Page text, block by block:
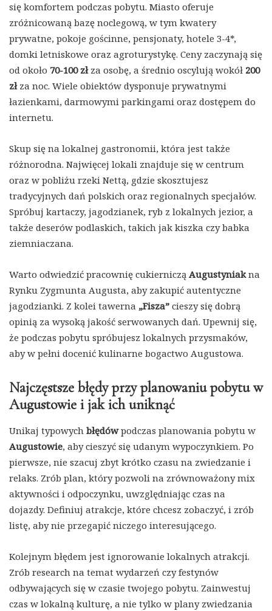
się komfortem podczas pobytu. Miasto oferuje
zróżnicowaną bazę noclegową, w tym kwatery
prywatne, pokoje gościnne, pensjonaty, hotele 3-4*,
domki letniskowe oraz agroturystykę. Ceny zaczynają się
od około 70-100 złza osobę, a średnio oscylują wokół 200
złza noc. Wiele obiektów dysponuje prywatnymi
łazienkami, darmowymi parkingami oraz dostępem do
internetu.
Skup się na lokalnej gastronomii, która jest także
różnorodna. Najwięcej lokali znajduje się w centrum
oraz w pobliżu rzeki Nettą, gdzie skosztujesz
tradycyjnych dań polskich oraz regionalnych specjałów.
Spróbuj kartaczy, jagodzianek, ryb z lokalnych jezior, a
także deserów podlaskich, takich jak kiszka czy babka
ziemniaczana.
Warto odwiedzić pracownię cukierniczą Augustyniakna
Rynku Zygmunta Augusta, aby zakupić autentyczne
jagodzianki. Z kolei tawerna „Fisza” cieszy się dobrą
opinią za wysoką jakość serwowanych dań. Upewnij się,
że podczas pobytu spróbujesz lokalnych przysmaków,
aby w pełni docenić kulinarne bogactwo Augustowa.
Najczęstsze błędy przy planowaniu pobytu w
Augustowie i jak ich uniknąć
Unikaj typowych błędówpodczas planowania pobytu w
Augustowie, aby cieszyć się udanym wypoczynkiem. Po
pierwsze, nie szacuj zbyt krótko czasu na zwiedzanie i
relaks. Zrób plan, który pozwoli na zrównoważony mix
aktywności i odpoczynku, uwzględniając czas na
dojazdy. Definiuj atrakcje, które chcesz zobaczyć, i zrób
listę, aby nie przegapić niczego interesującego.
Kolejnym błędem jest ignorowanie lokalnych atrakcji.
Zrób research na temat wydarzeń czy festynów
odbywających się w czasie twojego pobytu. Zainwestuj
czas w lokalną kulturę, a nie tylko w plany zwiedzania